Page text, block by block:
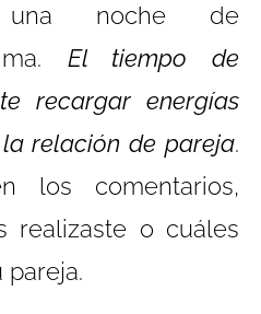
noche de
El tiempo de
recargar energías
relación de pareja.
los comentarios,
realizaste o cuáles